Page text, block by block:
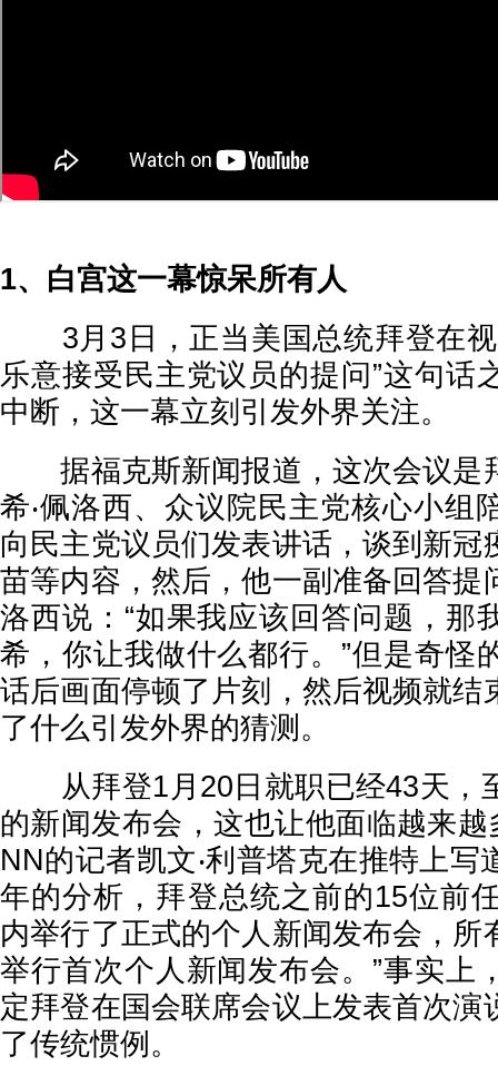
1、白宫这一幕惊呆所有人
3月3日，正当美国总统拜登在视
乐意接受民主党议员的提问”这句话
中断，这一幕立刻引发外界关注。
据福克斯新闻报道，这次会议是
希‧佩洛西、众议院民主党核心小组
向民主党议员们发表讲话，谈到新冠
苗等内容，然后，他一副准备回答提
洛西说：“如果我应该回答问题，那
希，你让我做什么都行。”但是奇怪
话后画面停顿了片刻，然后视频就结
了什么引发外界的猜测。
从拜登1月20日就职已经43天，
的新闻发布会，这也让他面临越来
NN的记者凯文‧利普塔克在推特上写
年的分析，拜登总统之前的15位前
内举行了正式的个人新闻发布会，所
举行首次个人新闻发布会。”事实上
定拜登在国会联席会议上发表首次演
了传统惯例。